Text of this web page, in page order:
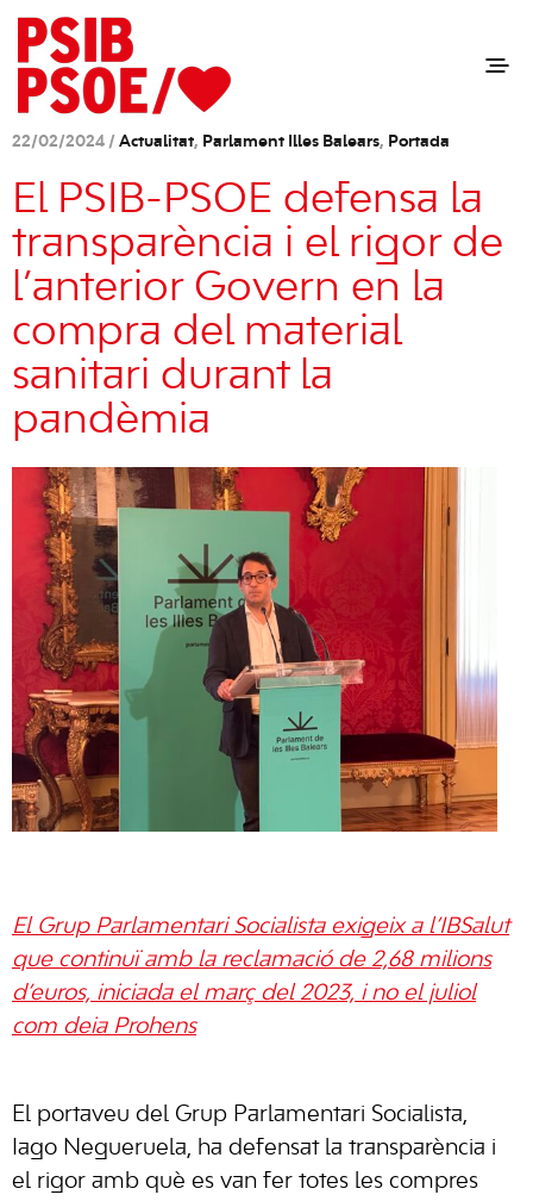
22/02/2024 / Actualitat, Parlament Illes Balears, Portada
El PSIB-PSOE defensa la
transparència i el rigor de
l’anterior Govern en la
compra del material
sanitari durant la
pandèmia
El Grup Parlamentari Socialista exigeix a l’IBSalut
que continuï amb la reclamació de 2,68 milions
d’euros, iniciada el març del 2023, i no el juliol
com deia Prohens
El portaveu del Grup Parlamentari Socialista,
Iago Negueruela, ha defensat la transparència i
el rigor amb què es van fer totes les compres